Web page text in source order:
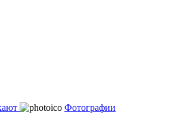
Фотографии